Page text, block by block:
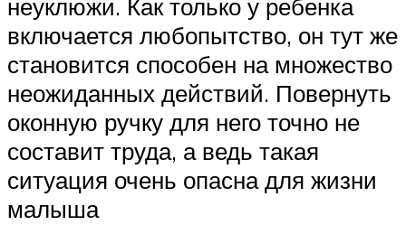
неуклюжи. Как только у ребенка
включается любопытство, он тут же
становится способен на множество
неожиданных действий. Повернуть
оконную ручку для него точно не
составит труда, а ведь такая
ситуация очень опасна для жизни
малыша